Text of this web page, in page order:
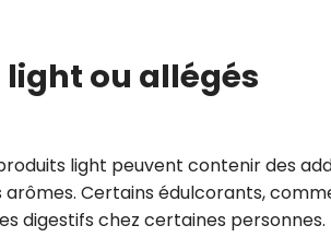
ou allégés
light peuvent contenir des
Certains édulcorants,
digestifs chez certaines personnes.